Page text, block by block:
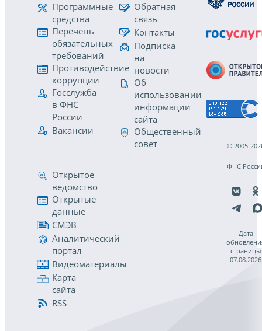
Программные
средства
Перечень
обязательных
требований
Противодействие
коррупции
Госслужба
в ФНС
России
Вакансии
Обратная
связь
Контакты
Подписка
на
новости
Об
использовании
информации
сайта
Общественный
совет
Открытое
ведомство
Открытые
данные
СМЭВ
Аналитический
портал
Видеоматериалы
Карта
сайта
RSS
© 2005-
ФНС
Дата
страницы
07.08.2026